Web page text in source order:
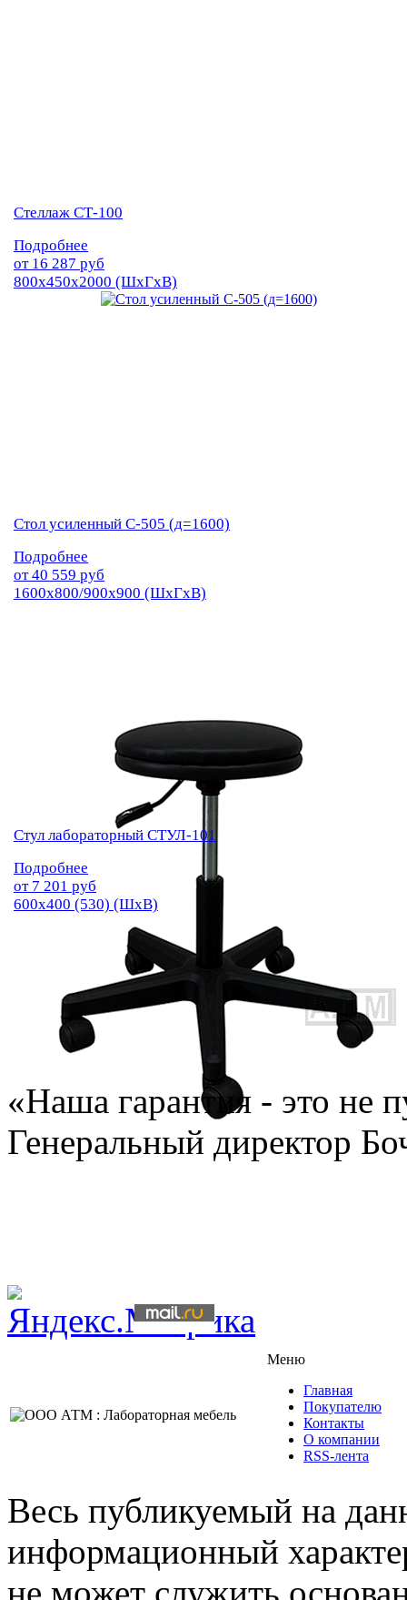
Стеллаж СТ-100
Подробнее
от 16 287 руб
800х450х2000 (ШхГхВ)
Стол усиленный С-505 (д=1600)
Подробнее
от40 559 руб
1600х800/900х900 (ШхГхВ)
Стул лабораторный СТУЛ-101
Подробнее
от 7 201 руб
600х400 (530) (ШхВ)
«Наша гарантия - это не
Генеральный директор
Меню
Главная
Покупателю
Контакты
О компании
RSS-лента
Весь публикуемый на
информационный